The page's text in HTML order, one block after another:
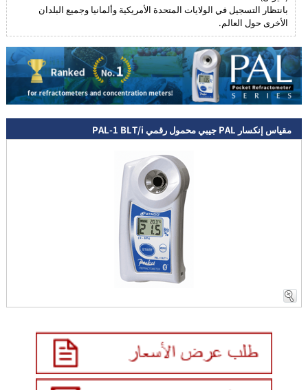
بانتظار التسجيل في الولايات المتحدة الأمريكية وألمانيا وجميع البلدان
الأخرى حول العالم.
مقياس إنكسار PAL جيبي محمول رقمي PAL-1 BLT/i